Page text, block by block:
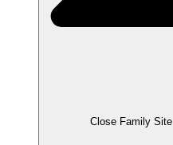
Close Family Site